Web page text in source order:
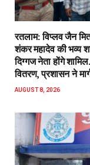
रतलाम: विप्लव जैन
शंकर महादेव की भव्य
दिग्गज नेता होंगे
वितरण, प्रशासन ने
AUGUST 8, 2026